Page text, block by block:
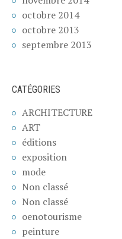
octobre 2014
octobre 2013
septembre 2013
CATÉGORIES
ARCHITECTURE
ART
éditions
exposition
mode
Non classé
Non classé
oenotourisme
peinture